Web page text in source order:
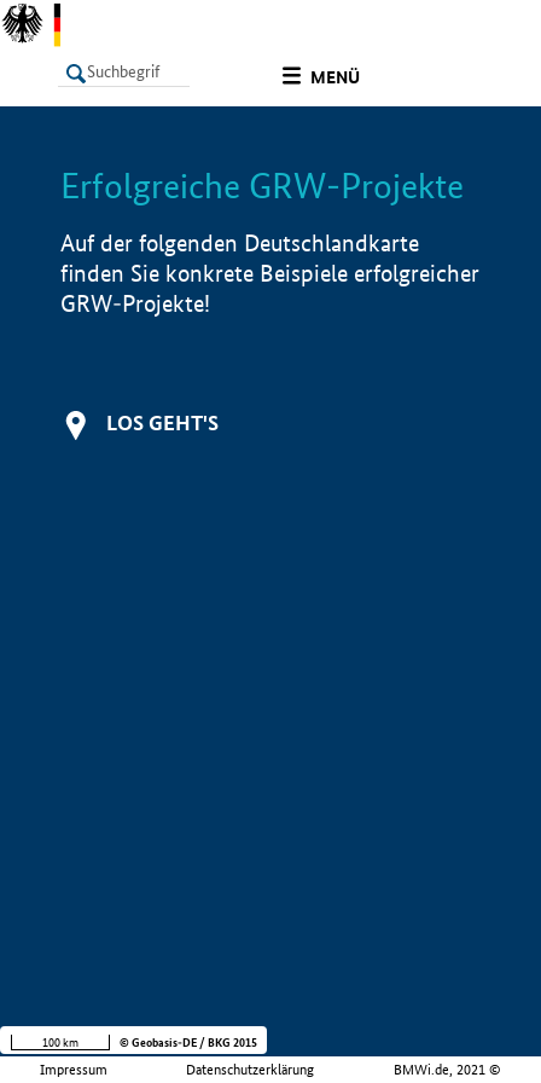
MENÜ
LISTE Info
Erfolgreiche GRW-Projekte
Auf der folgenden Deutschlandkarte
finden Sie konkrete Beispiele erfolgreicher
GRW-Projekte!
LOS GEHT'S
Impressum Datenschutzerklärung BMWi.de, 2021 ©
100 km © Geobasis-DE / BKG 2015